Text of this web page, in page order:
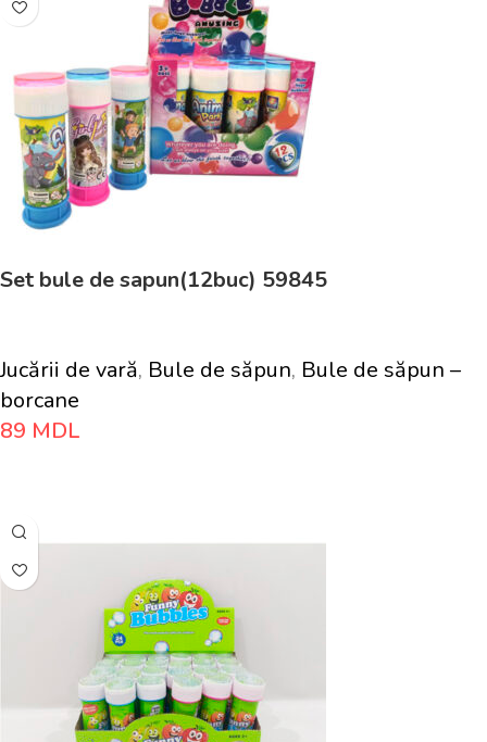
Set bule de sapun(12buc) 59845
Jucării de vară, Bule de săpun, Bule de săpun –
borcane
89 MDL